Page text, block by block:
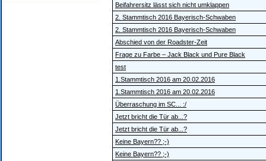
Beifahrersitz lässt sich nicht umklappen
2. Stammtisch 2016 Bayerisch-Schwaben
2. Stammtisch 2016 Bayerisch-Schwaben
Abschied von der Roadster-Zeit
Frage zu Farbe – Jack Black und Pure Black
test
1.Stammtisch 2016 am 20.02.2016
1.Stammtisch 2016 am 20.02.2016
Überraschung im SC... :/
Jetzt bricht die Tür ab...?
Jetzt bricht die Tür ab...?
Keine Bayern?? ;-)
Keine Bayern?? ;-)